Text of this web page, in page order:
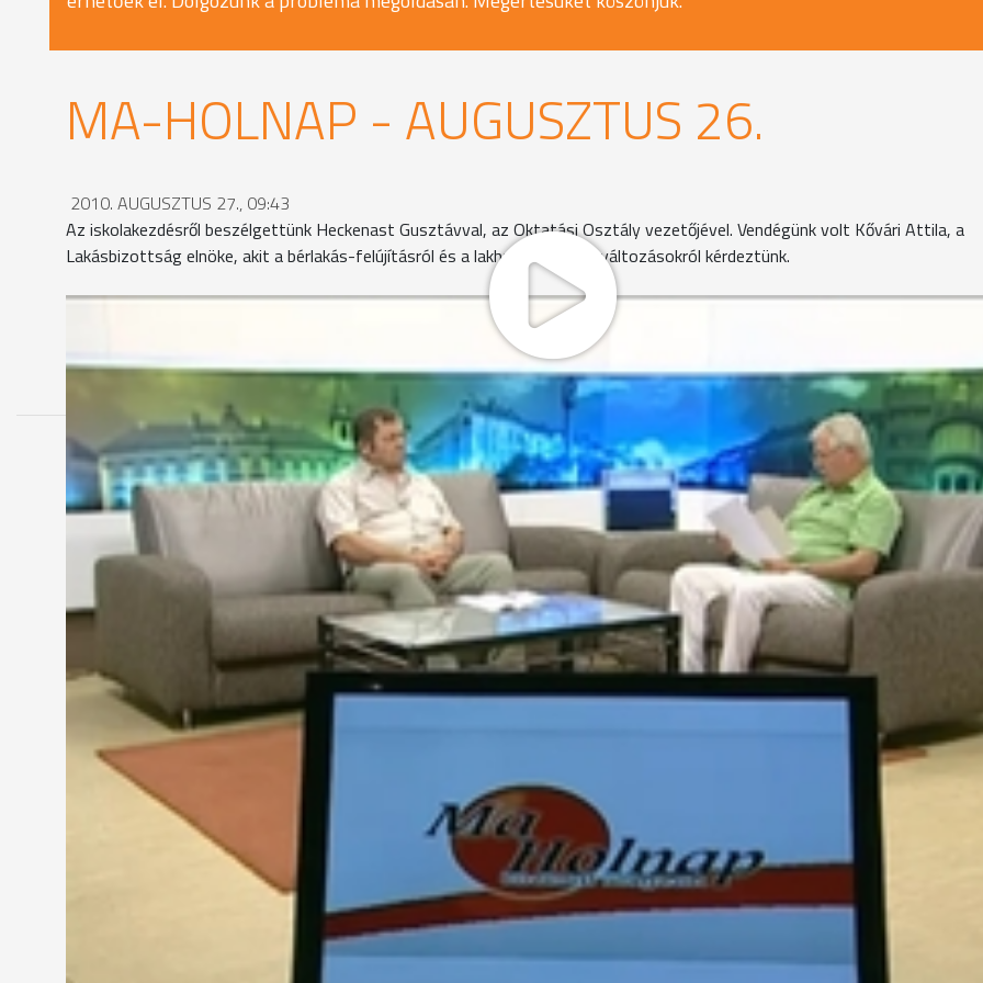
MA-HOLNAP - AUGUSZTUS 26.
2010. AUGUSZTUS 27., 09:43
Az iskolakezdésről beszélgettünk Heckenast Gusztávval, az Oktatási Osztály vezetőjével. Vendégünk volt Kővári Attila, a
Lakásbizottság elnöke, akit a bérlakás-felújításról és a lakhatási szabályváltozásokról kérdeztünk.
MEGOSZTÁS